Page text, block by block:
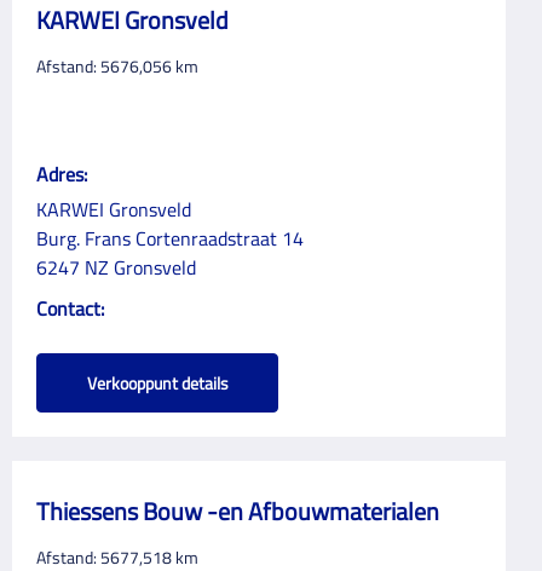
KARWEI Gronsveld
Afstand: 5676,056km
Adres:
KARWEI Gronsveld
Burg. Frans Cortenraadstraat 14
6247 NZ Gronsveld
Contact:
Verkooppunt details
Thiessens Bouw -en Afbouwmaterialen
Afstand: 5677,518km